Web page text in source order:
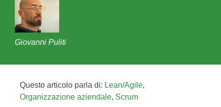
Giovanni Puliti
Questo articolo parla di: Lean/Agile,
Organizzazione aziendale, Scrum